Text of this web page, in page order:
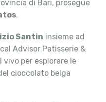
di Bari, prosegue
.
Santin insieme ad
Advisor Patisserie &
vivo per esplorare le
cioccolato belga